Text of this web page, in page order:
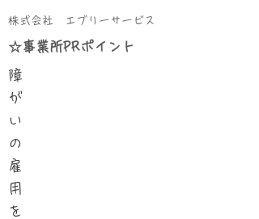
株式会社 エブリーサービス
☆事業所PRポイント
障
が
い
の
雇
用
を